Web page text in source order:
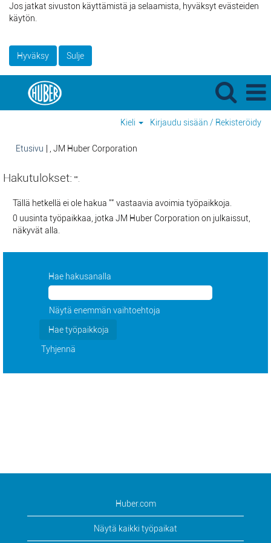
Jos jatkat sivuston käyttämistä ja selaamista, hyväksyt evästeiden
käytön.
Hyväksy Sulje
Kieli Kirjaudu sisään / Rekisteröidy
Etusivu , JM Huber Corporation
Hakutulokset: "".
Tällä hetkellä ei ole hakua "" vastaavia avoimia työpaikkoja.
0 uusinta työpaikkaa, jotka JM Huber Corporation on julkaissut,
näkyvät alla.
Hae hakusanalla
Näytä enemmän vaihtoehtoja
Tyhjennä
Huber.com
Näytä kaikki työpaikat